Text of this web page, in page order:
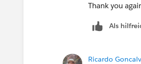
Thank you
Als
Ricardo